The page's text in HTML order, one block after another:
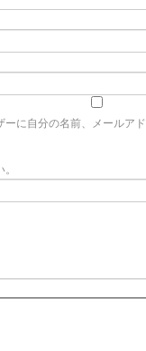
に自分の名前、メールア